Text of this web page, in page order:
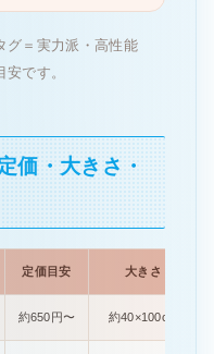
グ＝実力派・高性能
です。
価・大きさ・
定価目安 大きさ
約650円〜 約40×100cm